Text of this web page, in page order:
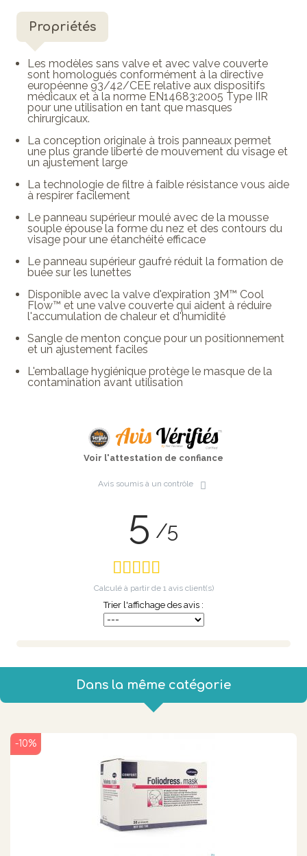
Propriétés
Les modèles sans valve et avec valve couverte
sont homologués conformément à la directive
européenne 93/42/CEE relative aux dispositifs
médicaux et à la norme EN14683:2005 Type IIR
pour une utilisation en tant que masques
chirurgicaux.
La conception originale à trois panneaux permet
une plus grande liberté de mouvement du visage et
un ajustement large
La technologie de filtre à faible résistance vous aide
à respirer facilement
Le panneau supérieur moulé avec de la mousse
souple épouse la forme du nez et des contours du
visage pour une étanchéité efficace
Le panneau supérieur gaufré réduit la formation de
buée sur les lunettes
Disponible avec la valve d'expiration 3M™ Cool
Flow™ et une valve couverte qui aident à réduire
l'accumulation de chaleur et d'humidité
Sangle de menton conçue pour un positionnement
et un ajustement faciles
L'emballage hygiénique protège le masque de la
contamination avant utilisation
Voir l'attestation de confiance
Avis soumis à un contrôle
5 /5
Calculé à partir de 1avis client(s)
Trier l'affichage des avis :
Dans la même catégorie
-10%